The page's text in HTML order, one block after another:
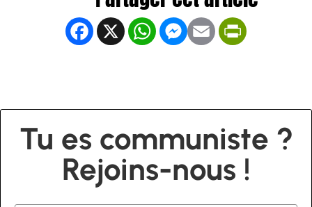
Facebook
X WhatsApp
Messenger
Email
Tu es communiste ?
Rejoins-nous !